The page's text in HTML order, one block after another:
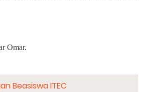
Omar.
Beasiswa ITEC